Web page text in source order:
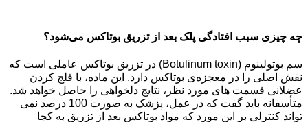
چه چیزی سبب افتادگی پلک بعد از تزریق بوتاکس می‌شود؟
سم بوتولینوم (Botulinum toxin) در تزریق بوتاکس عاملی است که
نقش اصلی را در معجزه‌ی بوتاکس دارد. این ماده، با فلج کردن
عضلانی قسمت های مورد نظر، نتایج دلخواهی را حاصل خواهد شد.
متأسفانه باید گفت که در عمل، پزشک به صورت 100 درصد نمی
تواند کنترلی بر این مورد که مواد بوتاکس بعد از تزریق به کجا